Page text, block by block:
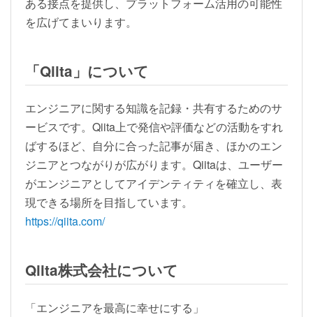
を広げてまいります。
「Qiita」について
エンジニアに関する知識を記録・共有するためのサ
ービスです。Qiita上で発信や評価などの活動をすれ
ばするほど、自分に合った記事が届き、ほかのエン
ジニアとつながりが広がります。Qiitaは、ユーザー
がエンジニアとしてアイデンティティを確立し、表
現できる場所を目指しています。
https://qiita.com/
Qiita株式会社について
「エンジニアを最高に幸せにする」